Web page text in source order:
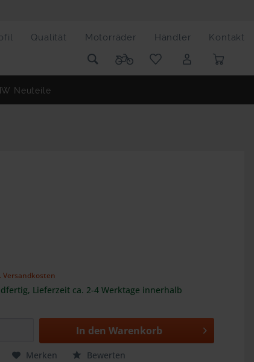
Qualität Motorräder Händler Kontakt
Neuteile
Versandkosten
Lieferzeit ca. 2-4 Werktage innerhalb
In den Warenkorb
Merken Bewerten